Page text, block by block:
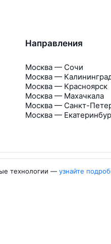
Направления
Москва — Сочи
Москва —
Москва — Красноярск
Москва — Махачкала
Москва — Санкт-
Москва —
технологии — узнайте